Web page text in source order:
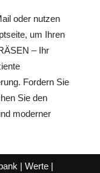
oder nutzen
um Ihren
– Ihr
Fordern Sie
Sie den
moderner
| Werte |